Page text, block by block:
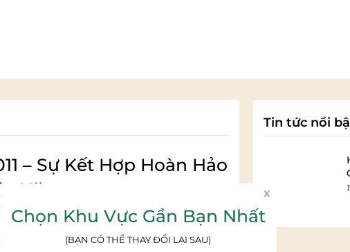
– Sự Kết Hợp Hoàn Hảo
Năng
lại điểm nhấn thẩm mỹ cho không gian
tiếp sản xuất là câu trả lời lý tưởng. Với
thành sự lựa chọn hàng đầu cho các văn
Tin tức nổi
x
Chọn Khu Vực Gần Bạn Nhất
(BẠN CÓ THỂ THAY ĐỔI LẠI SAU)